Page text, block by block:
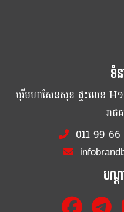
ទំ
បុរីមហាសែនសុខ ផ្ទះលេខ H
រាជ
011 99
បណ្